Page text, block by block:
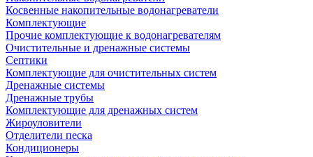
Косвенные накопительные водонагреватели
Комплектующие
Прочие комплектующие к водонагревателям
Очистительные и дренажные системы
Септики
Комплектующие для очистительных систем
Дренажные системы
Дренажные трубы
Комплектующие для дренажных систем
Жироуловители
Отделители песка
Кондиционеры